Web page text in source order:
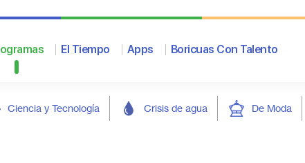
El Tiempo Apps Boricuas Con Talento
Ciencia y Tecnología Crisis de agua De Moda